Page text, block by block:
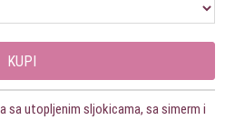
KUPI
sa utopljenim sljokicama, sa simerm i